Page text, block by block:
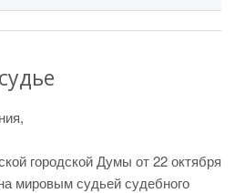
городской Думы от 22 октября
мировым судьей судебного